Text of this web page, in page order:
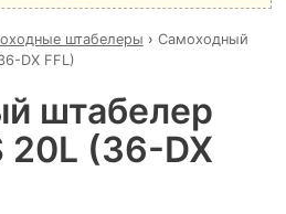
штабелеры › Самоходный
DX FFL)
штабелер
20L (36-DX